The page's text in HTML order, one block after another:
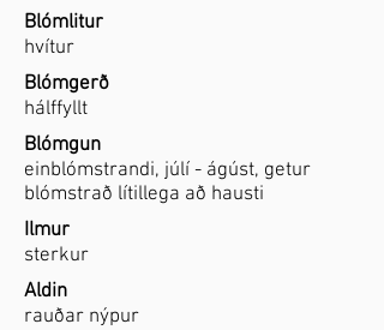
Blómlitur
hvítur
Blómgerð
hálffyllt
Blómgun
einblómstrandi, júlí - ágúst, getur
blómstrað lítillega að hausti
Ilmur
sterkur
Aldin
rauðar nýpur